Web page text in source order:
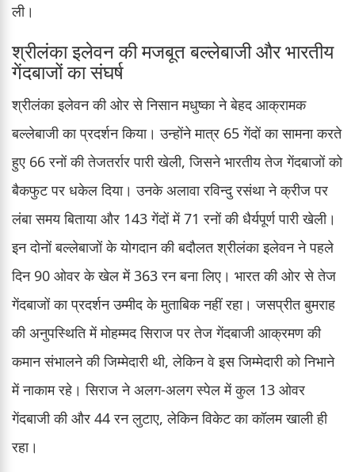
ली।
श्रीलंका इलेवन की मजबूत बल्लेबाजी और भारतीय
गेंदबाजों का संघर्ष
श्रीलंका इलेवन की ओर से निसान मधुष्का ने बेहद आक्रामक
बल्लेबाजी का प्रदर्शन किया। उन्होंने मात्र 65 गेंदों का सामना करते
हुए 66 रनों की तेजतर्रार पारी खेली, जिसने भारतीय तेज गेंदबाजों को
बैकफुट पर धकेल दिया। उनके अलावा रविन्दु रसंथा ने क्रीज पर
लंबा समय बिताया और 143 गेंदों में 71 रनों की धैर्यपूर्ण पारी खेली।
इन दोनों बल्लेबाजों के योगदान की बदौलत श्रीलंका इलेवन ने पहले
दिन 90 ओवर के खेल में 363 रन बना लिए। भारत की ओर से तेज
गेंदबाजों का प्रदर्शन उम्मीद के मुताबिक नहीं रहा। जसप्रीत बुमराह
की अनुपस्थिति में मोहम्मद सिराज पर तेज गेंदबाजी आक्रमण की
कमान संभालने की जिम्मेदारी थी, लेकिन वे इस जिम्मेदारी को निभाने
में नाकाम रहे। सिराज ने अलग-अलग स्पेल में कुल 13 ओवर
गेंदबाजी की और 44 रन लुटाए, लेकिन विकेट का कॉलम खाली ही
रहा।